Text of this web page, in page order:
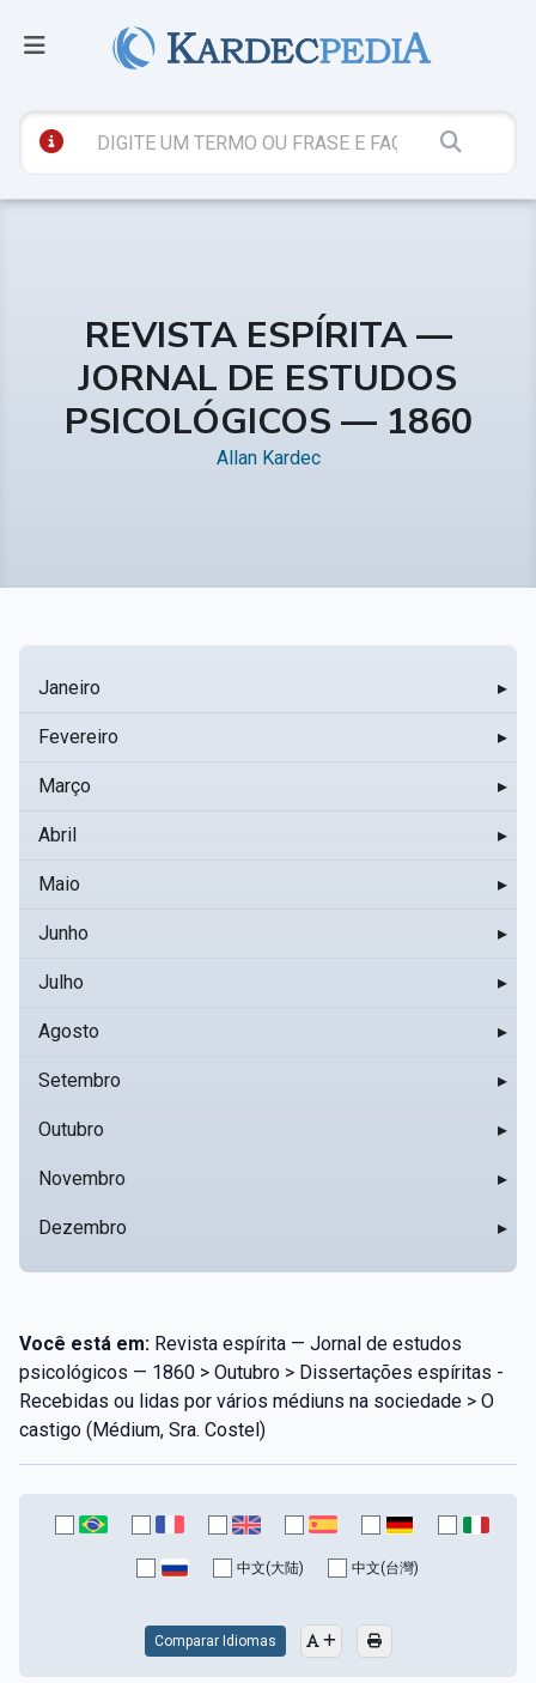
REVISTA ESPÍRITA —
JORNAL DE ESTUDOS
PSICOLÓGICOS — 1860
Allan Kardec
Janeiro ▸
Fevereiro ▸
Março ▸
Abril ▸
Maio ▸
Junho ▸
Julho ▸
Agosto ▸
Setembro ▸
Outubro ▸
Novembro ▸
Dezembro ▸
Você está em: Revista espírita — Jornal de estudos
psicológicos — 1860 > Outubro > Dissertações espíritas -
Recebidas ou lidas por vários médiuns na sociedade > O
castigo (Médium, Sra. Costel)
中文(大陆) 中文(台灣)
Comparar Idiomas